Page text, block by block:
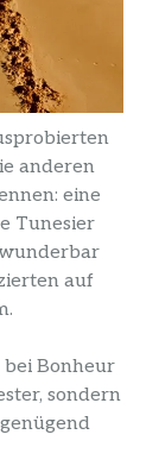
anderen
eine
Tunesier
auf
bei Bonheur
sondern